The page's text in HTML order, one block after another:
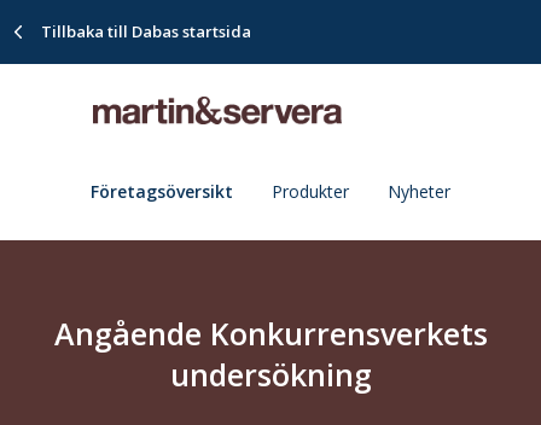
Tillbaka till Dabas startsida
Företagsöversikt Produkter Nyheter
Angående Konkurrensverkets
undersökning